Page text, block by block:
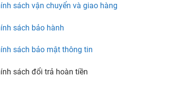
sách vận chuyển và giao hàng
sách bảo hành
sách bảo mật thông tin
sách đổi trả hoàn tiền